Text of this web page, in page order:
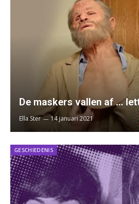
De maskers vallen af …
Ella Ster 14 januari 2021
GESCHIEDENIS